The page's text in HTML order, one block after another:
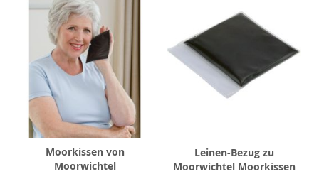
Moorkissen von
Moorwichtel
Leinen-Bezug zu
Moorwichtel Moorkissen